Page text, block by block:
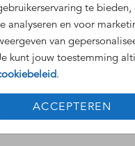
te bieden,
analyseren en voor
van
kunt jouw toestemming
.
ACCEPTEREN